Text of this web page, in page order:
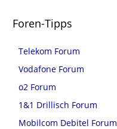
Foren-Tipps
Telekom Forum
Vodafone Forum
o2 Forum
1&1 Drillisch Forum
Mobilcom Debitel Forum